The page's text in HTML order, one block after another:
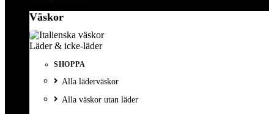
Väskor
Läder & icke-läder
SHOPPA
Alla läderväskor
Alla väskor utan läder